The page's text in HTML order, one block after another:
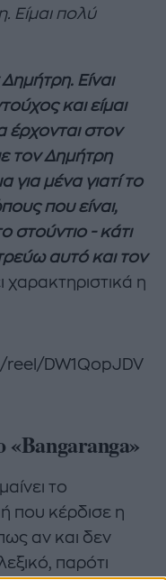
Είμαι πολύ
Είναι
και είμαι
στον
τον Δημήτρη
για μένα γιατί το
που είναι,
στούντιο - κάτι
αυτό και τον
χαρακτηριστικά η
DW1QopJDV
το
που κέρδισε η
αν και δεν
παρότι